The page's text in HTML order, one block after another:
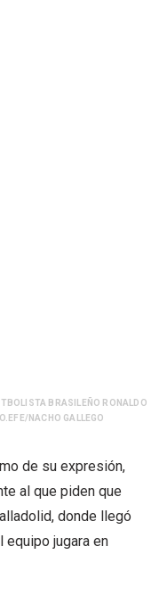
BRASILEÑO RONALDO
NACHO GALLEGO
de su expresión,
al que piden que
donde llegó
jugara en